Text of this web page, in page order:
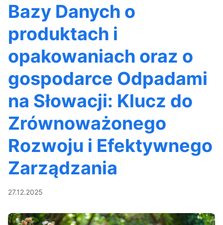
Bazy Danych o
produktach i
opakowaniach oraz o
gospodarce Odpadami
na Słowacji: Klucz do
Zrównoważonego
Rozwoju i Efektywnego
Zarządzania
27.12.2025